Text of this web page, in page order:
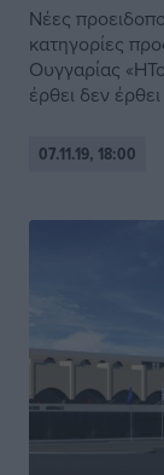
Νέες
κατηγορίες
Ουγγαρίας
έρθει δεν
07.11.19, 18:00